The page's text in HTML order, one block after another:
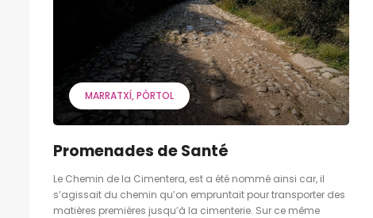
MARRATXÍ PÒRTOL
Promenades de Santé
Le Chemin de la Cimentera, est a été nommé ainsi car, il
s’agissait du chemin qu’on empruntait pour transporter des
matières premières jusqu’à la cimenterie. Sur ce même